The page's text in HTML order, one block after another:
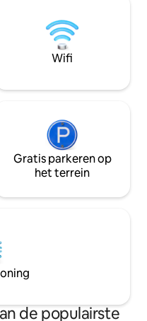
en koester de
momenten van
volwassenen die
ongeëvenaard
Wifi
Gratis parkeren op
het terrein
de populairste